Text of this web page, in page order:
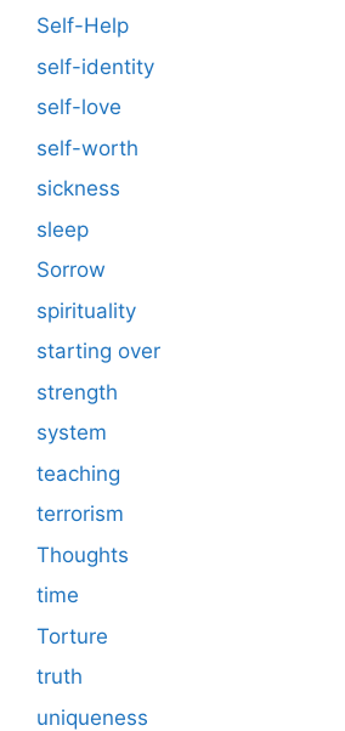
Self-Help
self-identity
self-love
self-worth
sickness
sleep
Sorrow
spirituality
starting over
strength
system
teaching
terrorism
Thoughts
time
Torture
truth
uniqueness